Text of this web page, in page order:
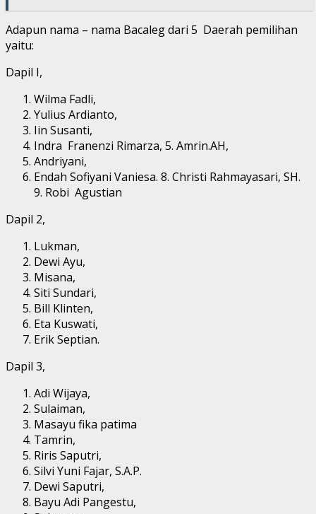
Adapun nama – nama Bacaleg dari 5 Daerah pemilihan
yaitu:
Dapil I,
Wilma Fadli,
Yulius Ardianto,
Iin Susanti,
Indra Franenzi Rimarza, 5. Amrin.AH,
Andriyani,
Endah Sofiyani Vaniesa. 8. Christi Rahmayasari, SH.
9. Robi Agustian
Dapil 2,
Lukman,
Dewi Ayu,
Misana,
Siti Sundari,
Bill Klinten,
Eta Kuswati,
Erik Septian.
Dapil 3,
Adi Wijaya,
Sulaiman,
Masayu fika patima
Tamrin,
Riris Saputri,
Silvi Yuni Fajar, S.A.P.
Dewi Saputri,
Bayu Adi Pangestu,